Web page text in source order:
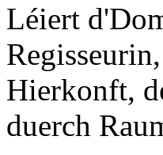
Léiert
Hierkonft,
duerch